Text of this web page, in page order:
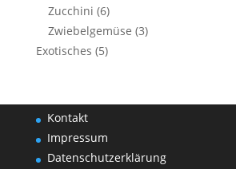
Zucchini (6)
Zwiebelgemüse (3)
Exotisches (5)
Kontakt
Impressum
Datenschutzerklärung